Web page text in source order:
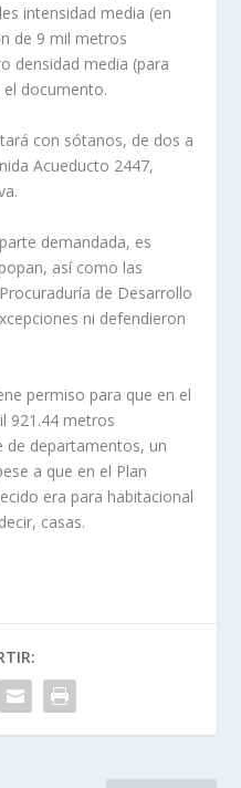
intensidad media (en
de 9 mil metros
densidad media (para
el documento.
con sótanos, de dos a
Acueducto 2447,
demandada, es
así como las
de Desarrollo
ni defendieron
permiso para que en el
921.44 metros
de departamentos, un
a que en el Plan
era para habitacional
casas.